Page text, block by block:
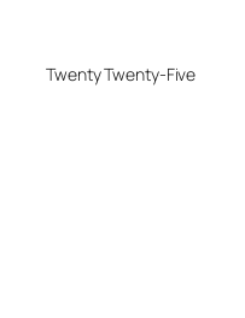
Twenty Twenty-Five